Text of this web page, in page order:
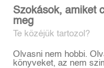
Szokások, amiket
meg
Te közéjük tartozol?
Olvasni nem hobbi.
könyveket, az nem